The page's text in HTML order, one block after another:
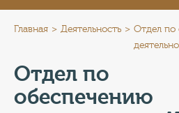
ПРЕСС-ЦЕНТР
ТУРИСТАМ
КОНТАКТЫ
Главная Деятельность
Отдел по
Отдел по
обеспечению